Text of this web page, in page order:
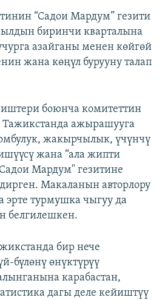
“Садои Мардум” гезити
биринчи кварталына
азайганы менен көйгөй
жана көңүл бурууну талап
боюнча комитеттин
Тажикстанда ажырашууга
жакырчылык, үчүнчү
жана “ала жипти
Мардум" гезитине
Макаланын авторлору
эрте турмушка чыгуу да
белгилешкен.
бир нече
бүлөнү өнүктүрүү
карабастан,
дагы деле кейиштүү